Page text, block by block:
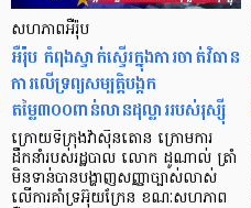
សហភាពអឺរ៉ុប
អឺរ៉ុប កំពុងស្ទាក់ស្ទើរក្នុងការចាត់វិធាន
ការលើទ្រព្យសម្បត្តិបង្កក
តម្លៃ៣០០ពាន់លានដុល្លាររបស់រុស្ស៊ី
ក្រោយទីក្រុងវ៉ាស៊ីនតោន ក្រោមការ
ដឹកនាំរបស់រដ្ឋបាល លោក ដូណាល់ ត្រាំ
មិនទាន់បានបង្ហាញសញ្ញាច្បាស់លាស់
លើការគាំទ្រអ៊ុយក្រែន ខណៈសហភាព